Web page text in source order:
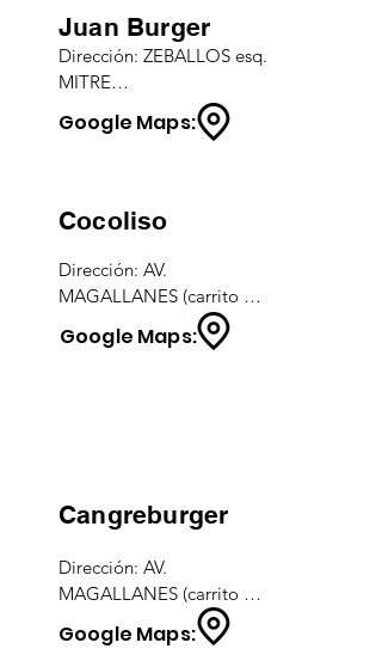
Juan Burger
Dirección: ZEBALLOS esq.
MITRE
CEL.: (02966) - 416248
Horarios: TODOS LOS DIAS -
Google Maps:
Cocoliso
Dirección: AV.
MAGALLANES (carrito
frente a Nao Victoria)
CEL: (02966) - 783754
Google Maps:
Cangreburger
Dirección: AV.
MAGALLANES (carrito
frente a Nao Victoria)
CEL.: (02966) - 416248
Google Maps: